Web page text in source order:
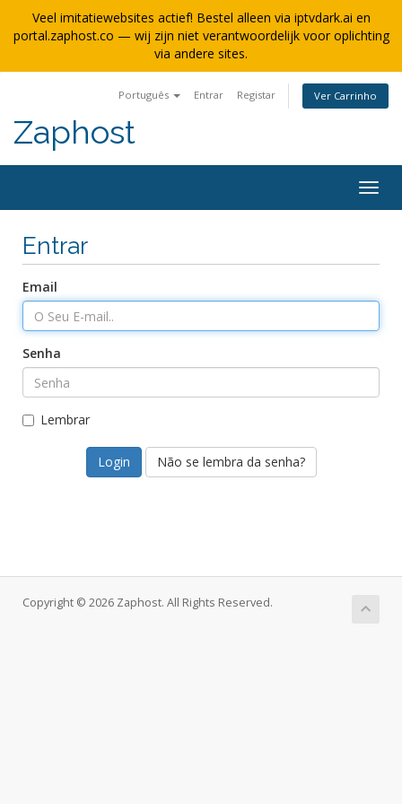
Veel imitatiewebsites actief! Bestel alleen via iptvdark.ai en
portal.zaphost.co — wij zijn niet verantwoordelijk voor oplichting
via andere sites.
Português Entrar Registar Ver Carrinho
Zaphost
Entrar
Email
Senha
Lembrar
Não se lembra da senha?
Copyright © 2026 Zaphost. All Rights Reserved.